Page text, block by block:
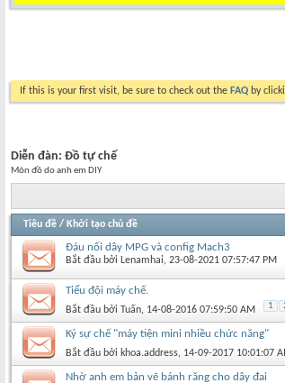
If this is your first visit, be sure to check out the FAQ by
Diễn đàn: Đồ tự chế
Món đồ do anh em DIY
Tiêu đề / Khởi tạo chủ đề
Đáu nối dây MPG và config Mach3
Bắt đầu bởi Lenamhai‎, 23-08-2021 07:57:47 PM
Tiểu đội máy chế.
Bắt đầu bởi Tuấn‎, 14-08-2016 07:59:50 AM 1
Ký sự chế "máy tiện mini nhiều chức năng"
Bắt đầu bởi khoa.address‎, 14-09-2017 10:01:07
Nhờ anh em bản vẽ bánh răng cho dây đai